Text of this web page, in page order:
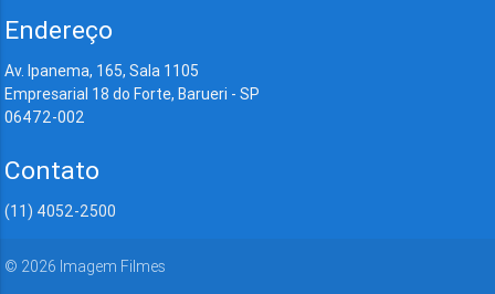
Endereço
Av. Ipanema, 165, Sala 1105
Empresarial 18 do Forte, Barueri - SP
06472-002
Contato
(11) 4052-2500
© 2026 Imagem Filmes